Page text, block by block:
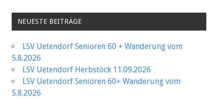
NEUESTE BEITRÄGE
LSV Uetendorf Senioren 60 + Wanderung vom
5.8.2026
LSV Uetendorf Herbstöck 11.09.2026
LSV Uetendorf Senioren 60+ Wanderung vom
5.8.2026